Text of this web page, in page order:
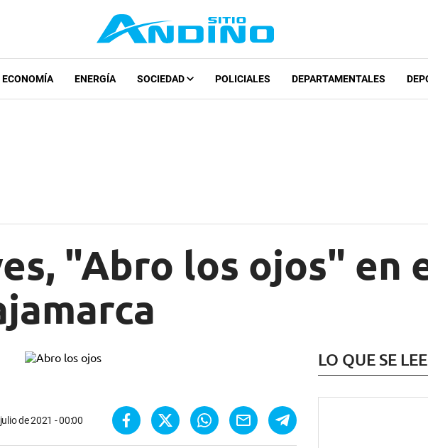
ECONOMÍA ENERGÍA SOCIEDAD POLICIALES DEPARTAMENTALES
"Abro los ojos" en
de 2021 - 00:00
LO QUE SE